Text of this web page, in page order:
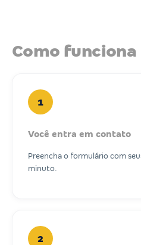
Como funciona
1
Você entra em contato
Preencha o formulário com
minuto.
2